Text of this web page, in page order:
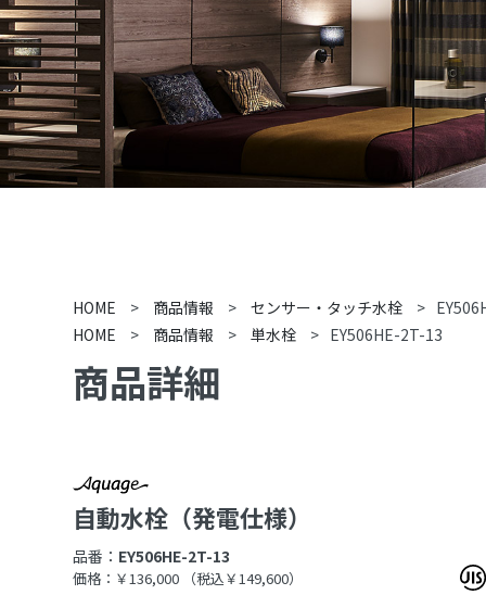
HOME > 商品情報 > センサー・タッチ水栓 >
HOME
> 商品情報 > 単水栓 > EY506HE-2T-13
商品詳細
自動水栓（発電仕様）
品番： EY506HE-2T-13
価格：￥136,000 （税込￥149,600）